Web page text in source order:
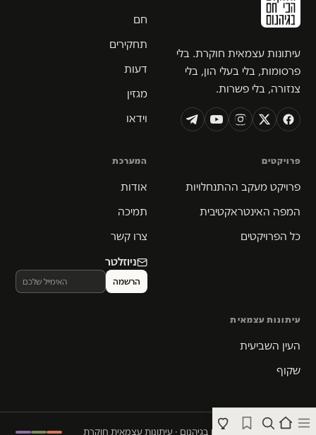
עיתונות עצמאית חוקרת. בלי
פרסומות, בלי בעלי הון, בלי
צנזורה, בלי פשרות.
חם
תחקירים
דעות
מגזין
וידאו
פרויקטים
פרויקט מעקב ההתנחלויות
המפה האינטראקטיבית
כל הפרויקטים
המערכת
אודות
תמיכה
צרו קשר
ניוזלטר
עיתונות עצמאית
העין השביעית
שקוף
© 2026 המקום הכי חם בגיהנום · עיתונות עצמאית חוקרת